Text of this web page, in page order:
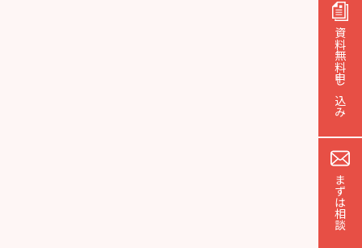
資料無料
申し込み
まずは相談